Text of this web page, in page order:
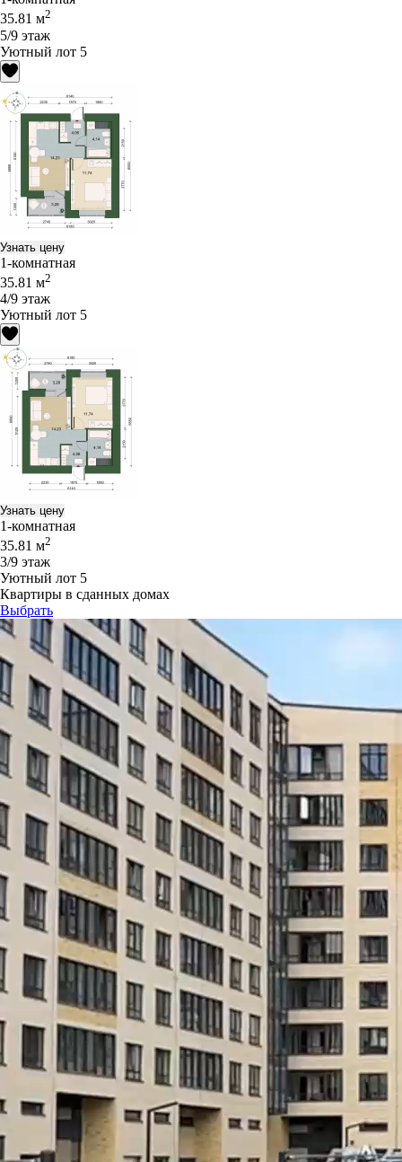
35.81 м2
5/9 этаж
Уютный лот 5
Узнать цену
1-комнатная
35.81 м2
4/9 этаж
Уютный лот 5
Узнать цену
1-комнатная
35.81 м2
3/9 этаж
Уютный лот 5
Квартиры в сданных домах
Выбрать